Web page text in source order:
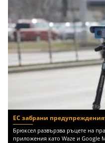
ЕС забрани
Брюксел развързва ръцете на
приложения като Waze и Google